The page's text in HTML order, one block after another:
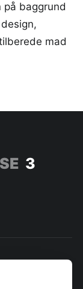
på baggrund
mad
3